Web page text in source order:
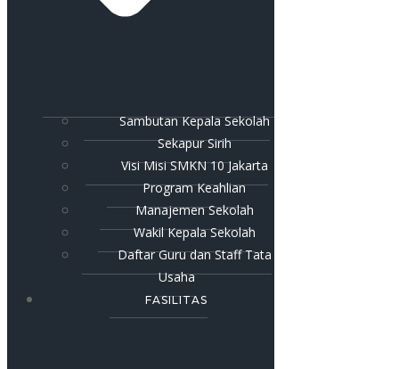
Sambutan Kepala Sekolah
Sekapur Sirih
Visi Misi SMKN 10 Jakarta
Program Keahlian
Manajemen Sekolah
Wakil Kepala Sekolah
Daftar Guru dan Staff Tata
Usaha
FASILITAS